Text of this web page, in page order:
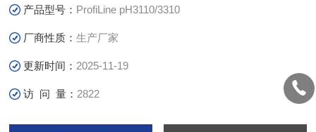
产品型号： ProfiLine pH3110/3310
厂商性质：生产厂家
更新时间： 2025-11-19
访 问 量： 2822